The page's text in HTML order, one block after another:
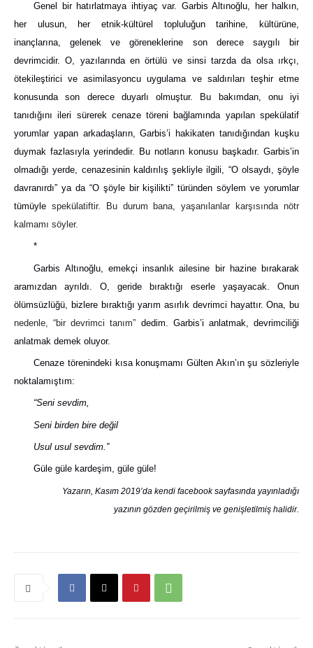
Genel bir hatırlatmaya ihtiyaç var. Garbis Altınoğlu, her halkın,
her ulusun, her etnik-kültürel topluluğun tarihine, kültürüne,
inançlarına, gelenek ve göreneklerine son derece saygılı bir
devrimcidir. O, yazılarında en örtülü ve sinsi tarzda da olsa ırkçı,
ötekileştirici ve asimilasyoncu uygulama ve saldırıları teşhir etme
konusunda son derece duyarlı olmuştur. Bu bakımdan, onu iyi
tanıdığını ileri sürerek cenaze töreni bağlamında yapılan spekülatif
yorumlar yapan arkadaşların, Garbis’i hakikaten tanıdığından kuşku
duymak fazlasıyla yerindedir. Bu notların konusu başkadır. Garbis’in
olmadığı yerde, cenazesinin kaldırılış şekliyle ilgili, “O olsaydı, şöyle
davranırdı” ya da “O şöyle bir kişilikti” türünden söylem ve yorumlar
tümüyle spekülatiftir. Bu durum bana, yaşanılanlar karşısında nötr
kalmamı söyler.
*
Garbis Altınoğlu, emekçi insanlık ailesine bir hazine bırakarak
aramızdan ayrıldı. O, geride bıraktığı eserle yaşayacak. Onun
ölümsüzlüğü, bizlere bıraktığı yarım asırlık devrimci hayattır. Ona, bu
nedenle, “bir devrimci tanım” dedim. Garbis’i anlatmak, devrimciliği
anlatmak demek oluyor.
Cenaze törenindeki kısa konuşmamı Gülten Akın’ın şu sözleriyle
noktalamıştım:
“Seni sevdim,
Seni birden bire değil
Usul usul sevdim.”
Güle güle kardeşim, güle güle!
Yazarın, Kasım 2019’da kendi facebook sayfasında yayınladığı
yazının gözden geçirilmiş ve genişletilmiş halidir.